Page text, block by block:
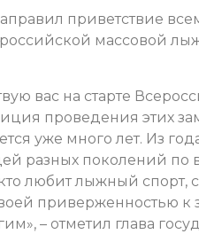
приветствие
массовой
вас на старте
проведения этих
уже много лет. Из
разных поколений по
любит лыжный спорт,
приверженностью к
– отметил глава